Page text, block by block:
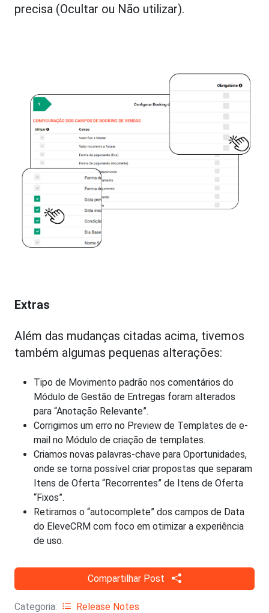
precisa (Ocultar ou Não utilizar).
Extras
Além das mudanças citadas acima, tivemos
também algumas pequenas alterações:
Tipo de Movimento padrão nos comentários do
Módulo de Gestão de Entregas foram alterados
para “Anotação Relevante”.
Corrigimos um erro no Preview de Templates de e-
mail no Módulo de criação de templates.
Criamos novas palavras-chave para Oportunidades,
onde se torna possível criar propostas que separam
Itens de Oferta “Recorrentes” de Itens de Oferta
“Fixos”.
Retiramos o “autocomplete” dos campos de Data
do EleveCRM com foco em otimizar a experiência
de uso.
Compartilhar Post
Categoria: Release Notes